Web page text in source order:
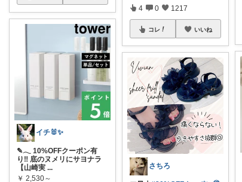
イチ🐰✨
✎𓂃 10%OFFクーポン有
り‼ 底のヌメリにサヨナラ
【山崎実 ...
￥ 2,530～
4 0 1217
コレ いいね
さちろ